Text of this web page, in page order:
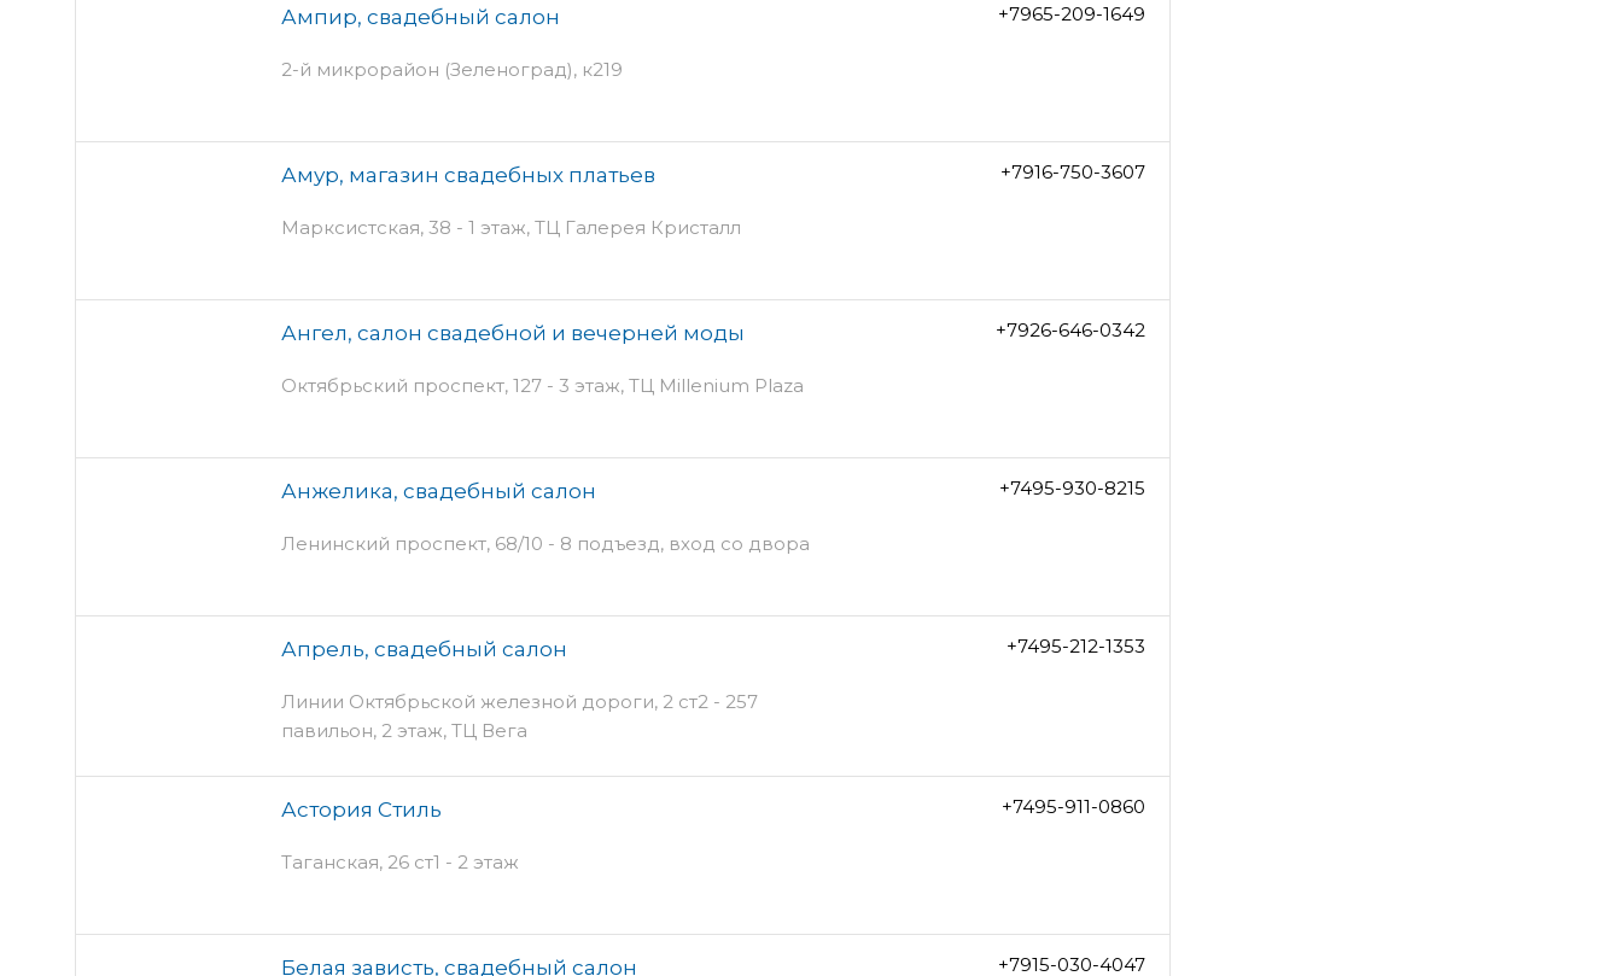
Ампир, свадебный салон
2-й микрорайон (Зеленоград), к219
+7965-209-1649
Амур, магазин свадебных платьев
Марксистская, 38 - 1 этаж, ТЦ Галерея Кристалл
+7916-750-3607
Ангел, салон свадебной и вечерней моды
Октябрьский проспект, 127 - 3 этаж, ТЦ Millenium Plaza
+7926-646-0342
Анжелика, свадебный салон
Ленинский проспект, 68/10 - 8 подъезд, вход со двора
+7495-930-8215
Апрель, свадебный салон
Линии Октябрьской железной дороги, 2 ст2 - 257
павильон, 2 этаж, ТЦ Вега
+7495-212-1353
Астория Стиль
Таганская, 26 ст1 - 2 этаж
+7495-911-0860
Белая зависть, свадебный салон +7915-030-4047